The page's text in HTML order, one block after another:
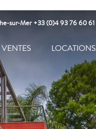
VENTES LOCATIONS
sur-Mer +33 (0)4 93 76 60 61